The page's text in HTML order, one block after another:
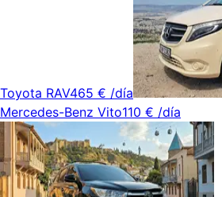
Toyota RAV465 € /día
Mercedes-Benz Vito110 € /día